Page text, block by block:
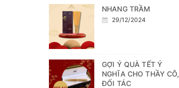
NHANG TRẦM
29/12/2024
GỢI Ý QUÀ TẾT Ý
NGHĨA CHO THẦY CÔ,
ĐỐI TÁC